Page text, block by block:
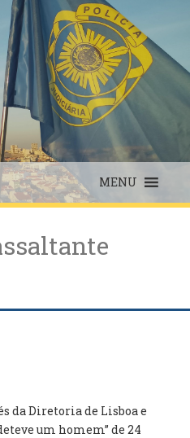
MENU
da Diretoria de Lisboa e
um homem” de 24